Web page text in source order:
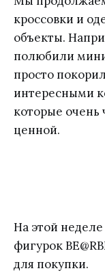
кроссовки и
объекты.
полюбили
просто
интересными
которые очень
ценной.
На этой
фигурок
для покупки.